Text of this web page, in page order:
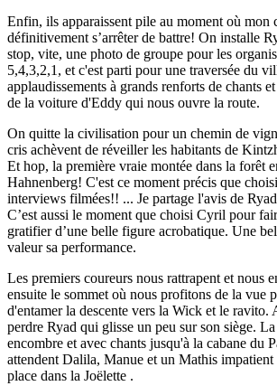
Enfin, ils apparaissent pile au moment où mon
définitivement s’arrêter de battre! On installe
stop, vite, une photo de groupe pour les
5,4,3,2,1, et c'est parti pour une traversée du
applaudissements à grands renforts de chants
de la voiture d'Eddy qui nous ouvre la route.
On quitte la civilisation pour un chemin de
cris achèvent de réveiller les habitants de
Et hop, la première vraie montée dans la forêt
Hahnenberg! C'est ce moment précis que
interviews filmées!! ... Je partage l'avis de
C’est aussi le moment que choisi Cyril pour
gratifier d’une belle figure acrobatique. Une
valeur sa performance.
Les premiers coureurs nous rattrapent et nous
ensuite le sommet où nous profitons de la vue
d'entamer la descente vers la Wick et le ravito.
perdre Ryad qui glisse un peu sur son siège. La
encombre et avec chants jusqu'à la cabane du
attendent Dalila, Manue et un Mathis
place dans la Joëlette .